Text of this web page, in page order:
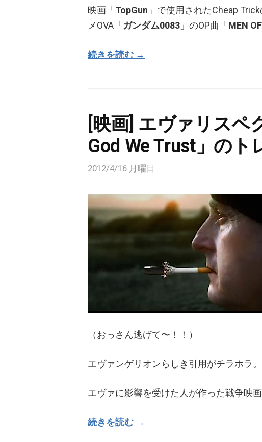
映画「 TopGun 」で使用されたCheap Trick
メOVA「 ガンダム0083 」のOP曲「 MEN
続きを読む →
[映画] エヴァリスペ
God We Trust」のト
2012/4/16 月曜日
（おっさん逃げて〜！！）
エヴァンゲリオンらしき引用がチラホラ。
エヴァに影響を受けた人が作った戦争映
続きを読む →